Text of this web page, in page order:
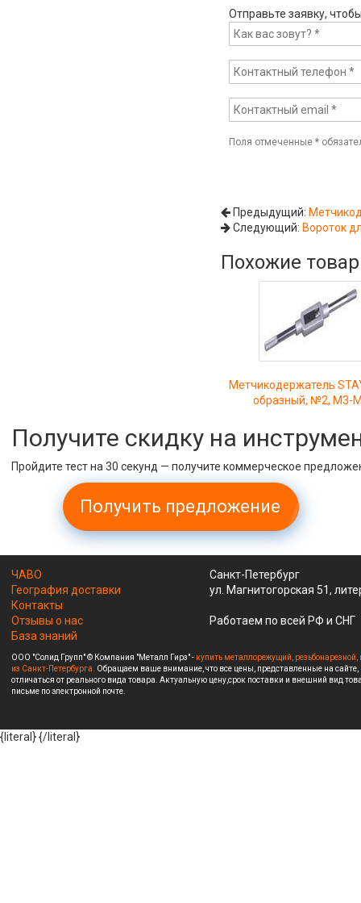
Отправьте заявку,
Поля отмеченные*
Предыдущий:
Следующий: Вороток
Похожие
Метчикодержатель
образный, №2, М3-
Получите скидку на
Пройдите тест на 30 секунд — получите коммерческое
Получить предложение
ЧАВО
География доставки
Контакты
Отзывы о нас
База знаний
Санкт-Петербург
ул. Магнитогорская 51,
Работаем по всей РФ и СНГ
ООО "Солид Групп" © Компания "Металл Гирз" - купить металлорежущий,
из Санкт-Петербурга. Обращаем ваше внимание, что все цены, представленные на
отличаться от реального вида товара. Актуальную цену,срок поставки и внешний вид
письме по электронной почте.
{literal}{/literal}